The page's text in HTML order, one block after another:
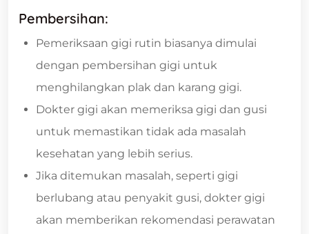
Pembersihan:
Pemeriksaan gigi rutin biasanya dimulai
dengan pembersihan gigi untuk
menghilangkan plak dan karang gigi.
Dokter gigi akan memeriksa gigi dan gusi
untuk memastikan tidak ada masalah
kesehatan yang lebih serius.
Jika ditemukan masalah, seperti gigi
berlubang atau penyakit gusi, dokter gigi
akan memberikan rekomendasi perawatan